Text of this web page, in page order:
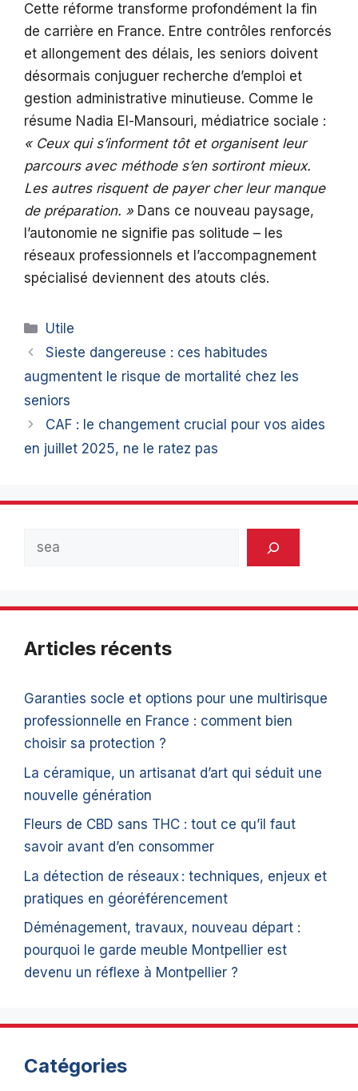
Cette réforme transforme profondément la fin
de carrière en France. Entre contrôles renforcés
et allongement des délais, les seniors doivent
désormais conjuguer recherche d’emploi et
gestion administrative minutieuse. Comme le
résume Nadia El-Mansouri, médiatrice sociale :
« Ceux qui s’informent tôt et organisent leur
parcours avec méthode s’en sortiront mieux.
Les autres risquent de payer cher leur manque
de préparation. »Dans ce nouveau paysage,
l’autonomie ne signifie pas solitude – les
réseaux professionnels et l’accompagnement
spécialisé deviennent des atouts clés.
Catégories
Utile
Sieste dangereuse : ces habitudes
augmentent le risque de mortalité chez les
seniors
CAF : le changement crucial pour vos aides
en juillet 2025, ne le ratez pas
Articles récents
Garanties socle et options pour une multirisque
professionnelle en France : comment bien
choisir sa protection ?
La céramique, un artisanat d’art qui séduit une
nouvelle génération
Fleurs de CBD sans THC : tout ce qu’il faut
savoir avant d’en consommer
La détection de réseaux : techniques, enjeux et
pratiques en géoréférencement
Déménagement, travaux, nouveau départ :
pourquoi le garde meuble Montpellier est
devenu un réflexe à Montpellier ?
Catégories